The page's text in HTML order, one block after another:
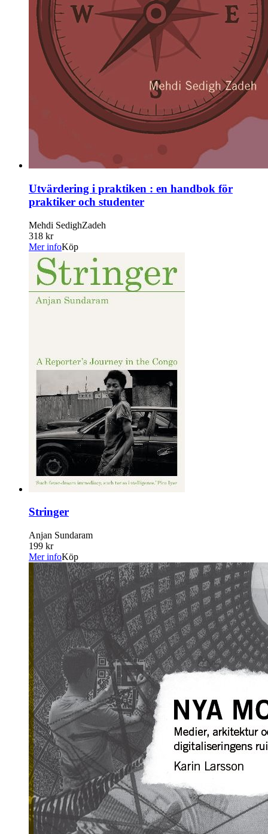
Utvärdering i praktiken : en handbok för
praktiker och studenter
Mehdi SedighZadeh
318 kr
Mer infoKöp
Stringer
Anjan Sundaram
199 kr
Mer infoKöp